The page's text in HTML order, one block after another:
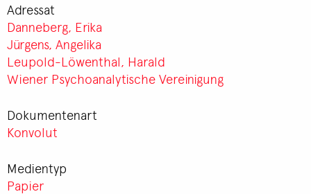
Adressat
Danneberg, Erika
Jürgens, Angelika
Leupold-Löwenthal, Harald
Wiener Psychoanalytische Vereinigung
Dokumentenart
Konvolut
Medientyp
Papier